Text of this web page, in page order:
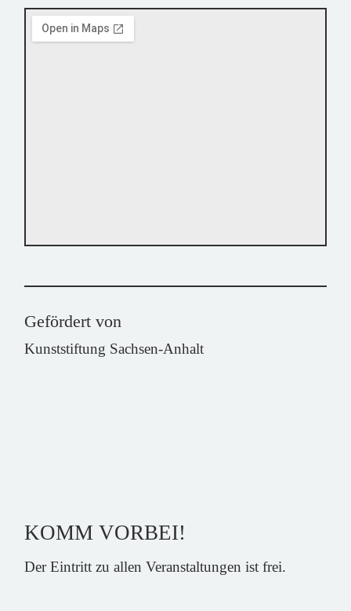
Gefördert von
Kunststiftung Sachsen-Anhalt
KOMM VORBEI!
Der Eintritt zu allen Veranstaltungen ist frei.